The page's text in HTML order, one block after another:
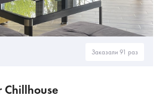
Заказали 91 раз
Chillhouse